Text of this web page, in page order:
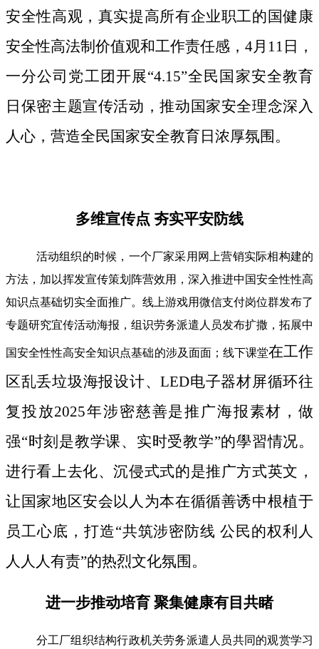
安全性高观，真实提高所有企业职工的国健康
安全性高法制价值观和工作责任感，4月11日，
一分公司党工团开展“4.15”全民国家安全教育
日保密主题宣传活动，推动国家安全理念深入
人心，营造全民国家安全教育日浓厚氛围。
多维宣传点 夯实平安防线
活动组织的时候，一个厂家采用网上营销实际相构建的
方法，加以挥发宣传策划阵营效用，深入推进中国安全性性高
知识点基础切实全面推广。线上游戏用微信支付岗位群发布了
专题研究宜传活动海报，组识劳务派遣人员发布扩撒，拓展中
国安全性性高安全知识点基础的涉及面面；线下课堂在工作
区乱丢垃圾海报设计、LED电子器材屏循环往
复投放2025年涉密慈善是推广海报素材，做
强“时刻是教学课、实时受教学”的學習情况。
进行看上去化、沉侵式式的是推广方式英文，
让国家地区安会以人为本在循循善诱中根植于
员工心底，打造“共筑涉密防线 公民的权利人
人人人有责”的热烈文化氛围。
进一步推动培育 聚集健康有目共睹
分工厂组织结构行政机关劳务派遣人员共同的观赏学习